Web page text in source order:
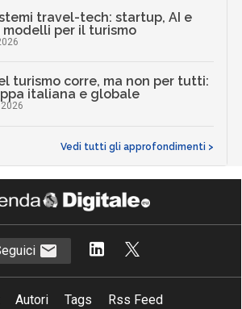
travel-tech: startup, AI e
modelli per il turismo
turismo corre, ma non per tutti:
italiana e globale
Vedi tutti gli approfondimenti >
Autori Tags
Rss Feed